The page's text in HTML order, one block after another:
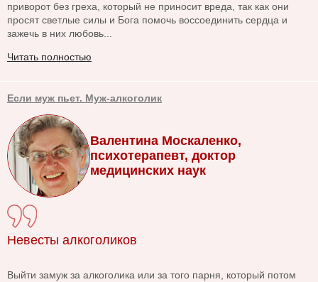
приворот без греха, который не приносит вреда, так как они
просят светлые силы и Бога помочь воссоединить сердца и
зажечь в них любовь...
Читать полностью
Если муж пьет. Муж-алкоголик
Валентина Москаленко,
психотерапевт, доктор
медицинских наук
Невесты алкоголиков
Выйти замуж за алкоголика или за того парня, который потом